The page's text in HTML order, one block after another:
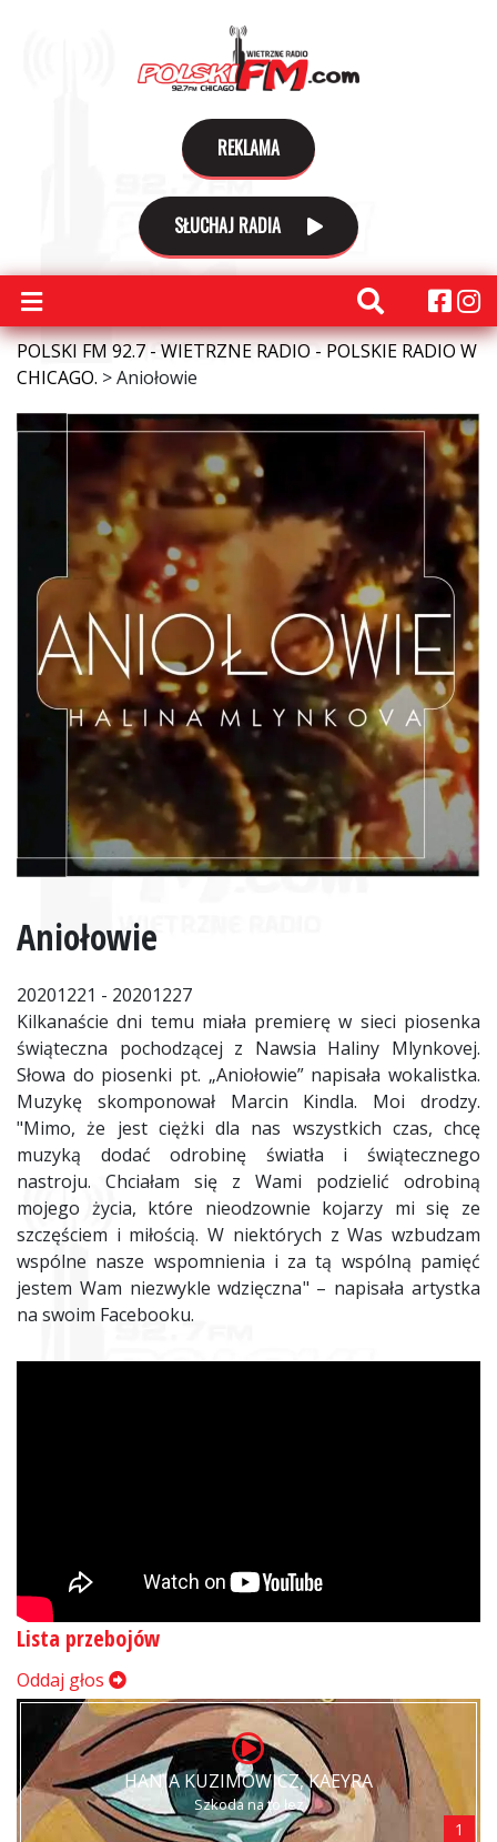
REKLAMA
SŁUCHAJ RADIA
POLSKI FM 92.7 - WIETRZNE RADIO - POLSKIE RADIO W
CHICAGO. >Aniołowie
Aniołowie
20201221 - 20201227
Kilkanaście dni temu miała premierę w sieci piosenka
świąteczna pochodzącej z Nawsia Haliny Mlynkovej.
Słowa do piosenki pt. „Aniołowie” napisała wokalistka.
Muzykę skomponował Marcin Kindla. Moi drodzy.
"Mimo, że jest ciężki dla nas wszystkich czas, chcę
muzyką dodać odrobinę światła i świątecznego
nastroju. Chciałam się z Wami podzielić odrobiną
mojego życia, które nieodzownie kojarzy mi się ze
szczęściem i miłością. W niektórych z Was wzbudzam
wspólne nasze wspomnienia i za tą wspólną pamięć
jestem Wam niezwykle wdzięczna" – napisała artystka
na swoim Facebooku.
Lista przebojów
Oddaj głos
HANIA KUZIMOWICZ, KAEYRA
Szkoda na to łez
1